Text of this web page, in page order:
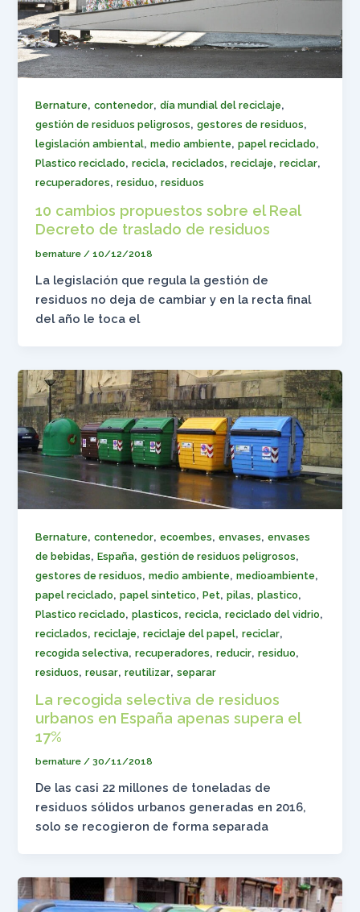
Bernature,contenedor,día mundial del reciclaje,
gestión de residuos peligrosos,gestores de residuos,
legislación ambiental,medio ambiente,papel reciclado,
Plastico reciclado,recicla,reciclados,reciclaje,reciclar,
recuperadores,residuo,residuos
10 cambios propuestos sobre el Real
Decreto de traslado de residuos
bernature/10/12/2018
La legislación que regula la gestión de
residuos no deja de cambiar y en la recta final
del año le toca el
Bernature,contenedor,ecoembes,envases,envases
de bebidas,España,gestión de residuos peligrosos,
gestores de residuos,medio ambiente,medioambiente,
papel reciclado,papel sintetico,Pet,pilas,plastico,
Plastico reciclado,plasticos,recicla,reciclado del vidrio,
reciclados,reciclaje,reciclaje del papel,reciclar,
recogida selectiva,recuperadores,reducir,residuo,
residuos,reusar,reutilizar,separar
La recogida selectiva de residuos
urbanos en España apenas supera el
17%
bernature/30/11/2018
De las casi 22 millones de toneladas de
residuos sólidos urbanos generadas en 2016,
solo se recogieron de forma separada